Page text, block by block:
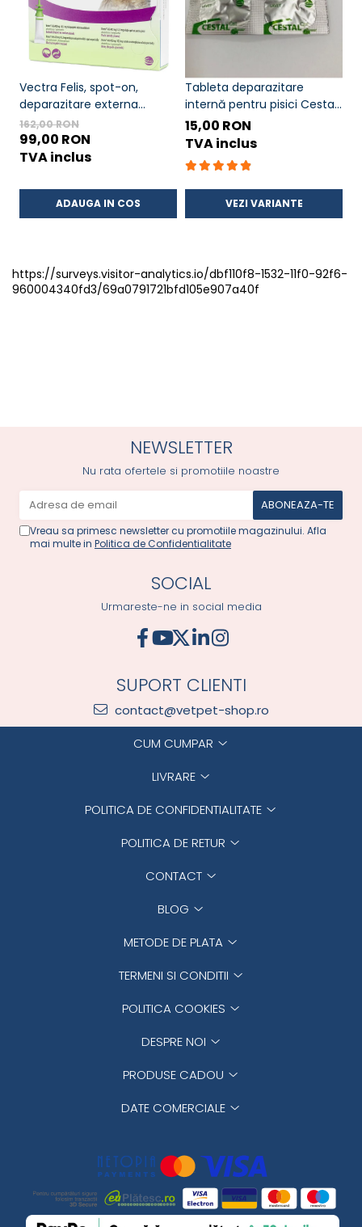
Vectra Felis, spot-on,
deparazitare externa
pentru pisici, 3 pipete
162,00 RON
99,00 RON
TVA inclus
ADAUGA IN COS
Tableta deparazitare
internă pentru pisici Cestal
Cat Chew 2 comprimate
15,00 RON
TVA inclus
VEZI VARIANTE
https://surveys.visitor-analytics.io/dbf110f8-1532-11f0-92f6-
960004340fd3/69a0791721bfd105e907a40f
NEWSLETTER
Nu rata ofertele si promotiile noastre
Vreau sa primesc newsletter cu promotiile magazinului. Afla
mai multe in Politica de Confidentialitate
SOCIAL
Urmareste-ne in social media
SUPORT CLIENTI
contact@vetpet-shop.ro
CUM CUMPAR
LIVRARE
POLITICA DE CONFIDENTIALITATE
POLITICA DE RETUR
CONTACT
BLOG
METODE DE PLATA
TERMENI SI CONDITII
POLITICA COOKIES
DESPRE NOI
PRODUSE CADOU
DATE COMERCIALE